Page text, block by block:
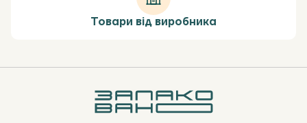
Товари від виробника